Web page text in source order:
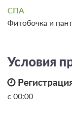
СПА
Фитобочка и
Условия
с 00:00